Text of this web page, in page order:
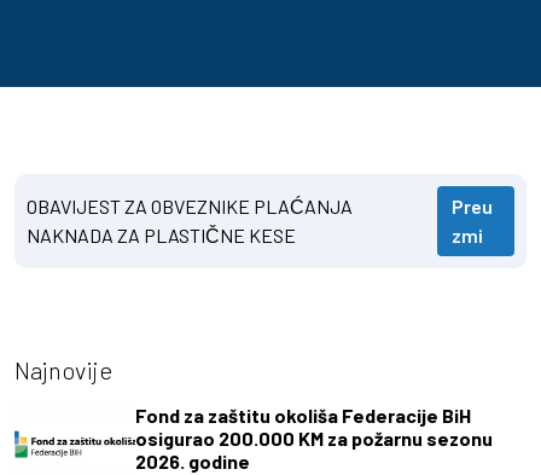
OBAVIJEST ZA OBVEZNIKE PLAĆANJA
NAKNADA ZA PLASTIČNE KESE
Preu
zmi
Najnovije
Fond za zaštitu okoliša Federacije BiH
osigurao 200.000 KM za požarnu sezonu
2026. godine